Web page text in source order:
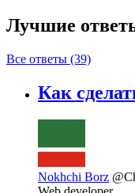
Лучшие
Все ответы (39)
Как
Nokhchi Borz